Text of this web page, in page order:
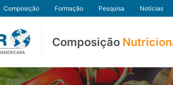
Composição Formação Pesquisa Notícias
Composição